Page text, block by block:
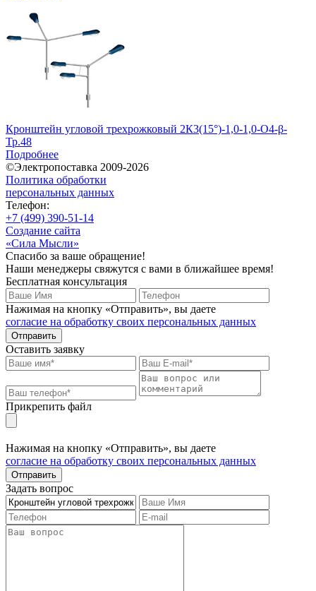
Кронштейн угловой трехрожковый 2К3(15°)-1,0-1,0-О4-β-
Тр.48
Подробнее
©Электропоставка 2009-2026
Политика обработки
персональных данных
Телефон:
+7 (499) 390-51-14
Создание сайта
«Сила Мысли»
Спасибо за ваше обращение!
Наши менеджеры свяжутся с вами в ближайшее время!
Бесплатная консультация
Нажимая на кнопку «Отправить», вы даете
согласие на обработку своих персональных данных
Отправить
Оставить заявку
Прикрепить файл
Нажимая на кнопку «Отправить», вы даете
согласие на обработку своих персональных данных
Отправить
Задать вопрос